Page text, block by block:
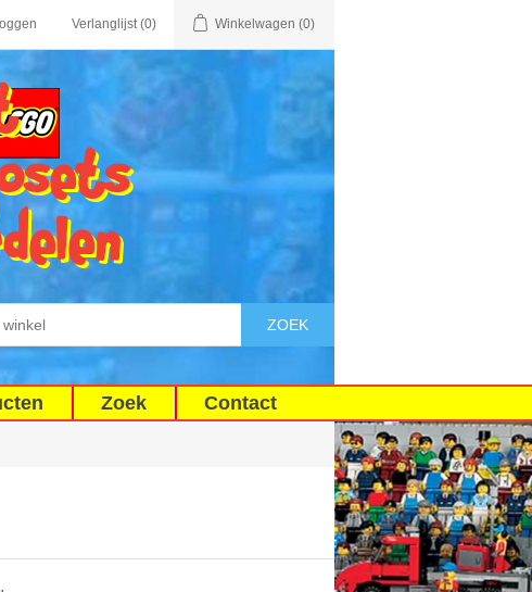
Verlanglijst (0) Winkelwagen (0)
ZOEK
Zoek Contact